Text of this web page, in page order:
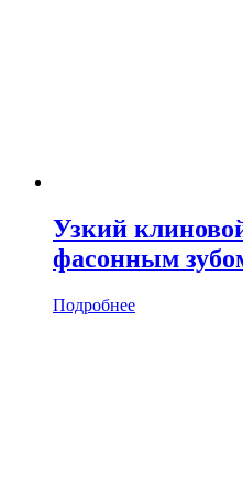
Узкий
фасонным
Подробнее